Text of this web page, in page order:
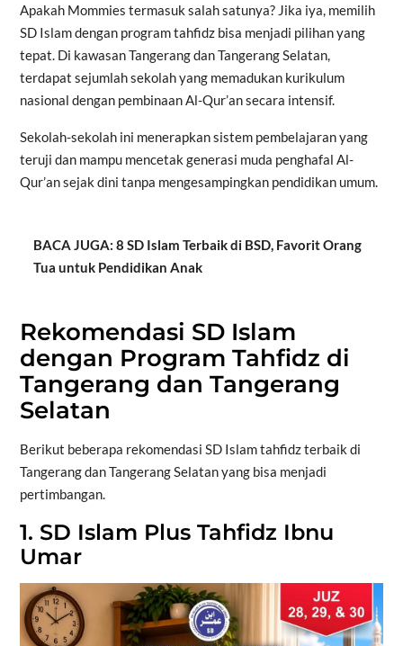
Apakah Mommies termasuk salah satunya? Jika iya, memilih
SD Islam dengan program tahfidz bisa menjadi pilihan yang
tepat. Di kawasan Tangerang dan Tangerang Selatan,
terdapat sejumlah sekolah yang memadukan kurikulum
nasional dengan pembinaan Al-Qur’an secara intensif.
Sekolah-sekolah ini menerapkan sistem pembelajaran yang
teruji dan mampu mencetak generasi muda penghafal Al-
Qur’an sejak dini tanpa mengesampingkan pendidikan umum.
BACA JUGA: 8 SD Islam Terbaik di BSD, Favorit Orang
Tua untuk Pendidikan Anak
Rekomendasi SD Islam
dengan Program Tahfidz di
Tangerang dan Tangerang
Selatan
Berikut beberapa rekomendasi SD Islam tahfidz terbaik di
Tangerang dan Tangerang Selatan yang bisa menjadi
pertimbangan.
1. SD Islam Plus Tahfidz Ibnu
Umar